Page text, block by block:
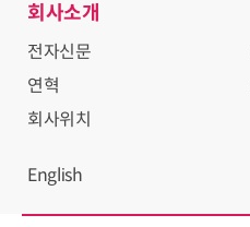
회사소개
전자신문
연혁
회사위치
English